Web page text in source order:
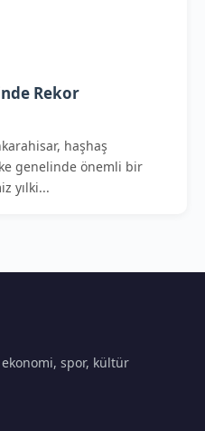
Rekor
haşhaş
genelinde önemli bir
yılki...
spor, kültür